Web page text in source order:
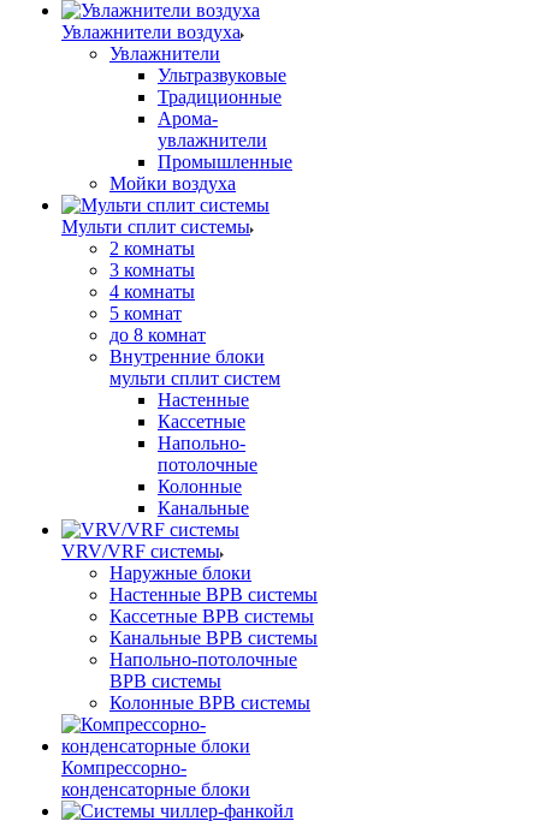
Увлажнители воздуха
Увлажнители
Ультразвуковые
Традиционные
Арома-
увлажнители
Промышленные
Мойки воздуха
Мульти сплит системы
2 комнаты
3 комнаты
4 комнаты
5 комнат
до 8 комнат
Внутренние блоки
мульти сплит систем
Настенные
Кассетные
Напольно-
потолочные
Колонные
Канальные
VRV/VRF системы
Наружные блоки
Настенные ВРВ системы
Кассетные ВРВ системы
Канальные ВРВ системы
Напольно-потолочные
ВРВ системы
Колонные ВРВ системы
Компрессорно-
конденсаторные блоки